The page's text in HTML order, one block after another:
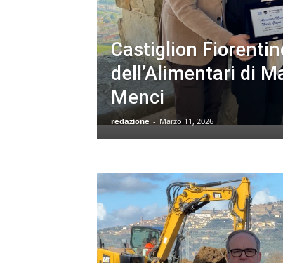
Castiglion
dell’Alimentari di
Menci
redazione - Marzo 11, 2026